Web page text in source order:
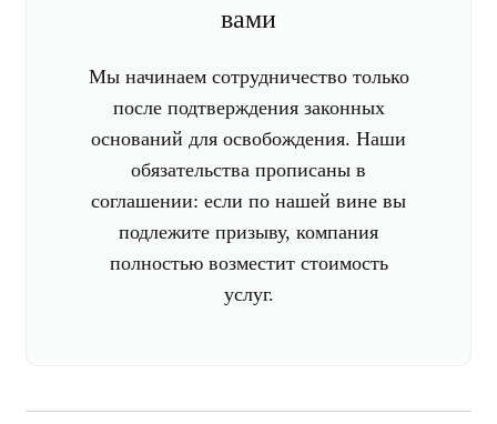
вами
Мы начинаем сотрудничество только
после подтверждения законных
оснований для освобождения. Наши
обязательства прописаны в
соглашении: если по нашей вине вы
подлежите призыву, компания
полностью возместит стоимость
услуг.